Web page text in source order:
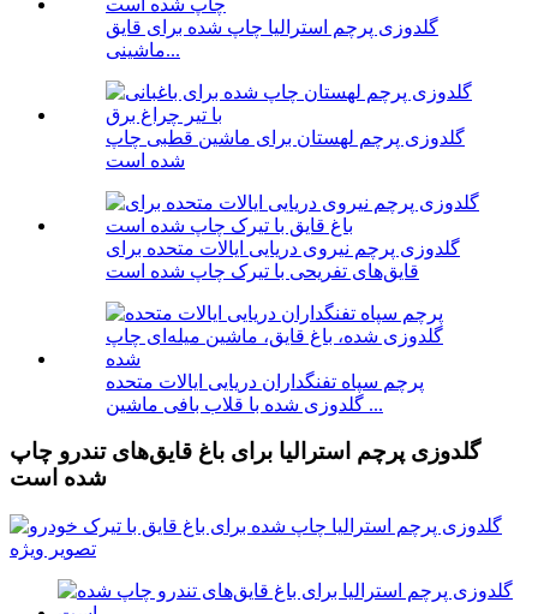
گلدوزی پرچم استرالیا چاپ شده برای قایق
ماشینی...
گلدوزی پرچم لهستان برای ماشین قطبی چاپ
شده است
گلدوزی پرچم نیروی دریایی ایالات متحده برای
قایق‌های تفریحی با تیرک چاپ شده است
پرچم سپاه تفنگداران دریایی ایالات متحده
گلدوزی شده با قلاب بافی ماشین ...
گلدوزی پرچم استرالیا برای باغ قایق‌های تندرو چاپ
شده است